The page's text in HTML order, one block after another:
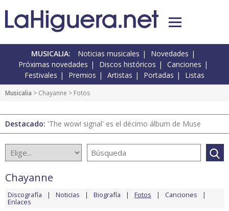
MUSICALIA: Noticias musicales
Novedades
Próximas novedades
Discos históricos
Canciones
Festivales
Premios Artistas Portadas Listas
Musicalia > Chayanne > Fotos
Destacado: 'The wow! signal' es el décimo álbum de Muse
Chayanne
Discografía Noticias Biografía Fotos Canciones
Enlaces